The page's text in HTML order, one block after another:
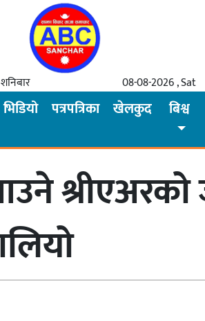
08-08-2026 , Sat
भिडियो पत्रपत्रिका खेलकुद बिश्व